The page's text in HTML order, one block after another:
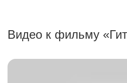
Видео к фильму